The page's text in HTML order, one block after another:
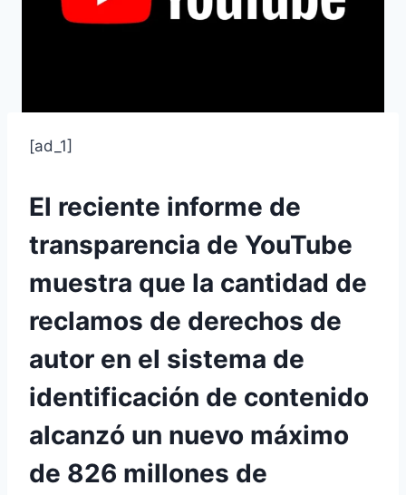
[ad_1]
El reciente informe de
transparencia de YouTube
muestra que la cantidad de
reclamos de derechos de
autor en el sistema de
identificación de contenido
alcanzó un nuevo máximo
de 826 millones de